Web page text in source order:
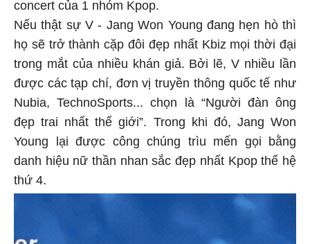
concert của 1 nhóm Kpop.
Nếu thật sự V - Jang Won Young đang hẹn hò thì
họ sẽ trở thành cặp đôi đẹp nhất Kbiz mọi thời đại
trong mắt của nhiều khán giả. Bởi lẽ, V nhiều lần
được các tạp chí, đơn vị truyền thông quốc tế như
Nubia, TechnoSports... chọn là “Người đàn ông
đẹp trai nhất thế giới”. Trong khi đó, Jang Won
Young lại được công chúng trìu mến gọi bằng
danh hiệu nữ thần nhan sắc đẹp nhất Kpop thế hệ
thứ 4.